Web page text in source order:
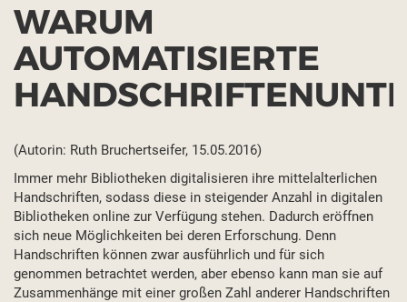
WARUM
AUTOMATISIERTE
(Autorin: Ruth Bruchertseifer, 15.05.2016)
Immer mehr Bibliotheken digitalisieren ihre mittelalterlichen
Handschriften, sodass diese in steigender Anzahl in digitalen
Bibliotheken online zur Verfügung stehen. Dadurch eröffnen
sich neue Möglichkeiten bei deren Erforschung. Denn
Handschriften können zwar ausführlich und für sich
genommen betrachtet werden, aber ebenso kann man sie auf
Zusammenhänge mit einer großen Zahl anderer Handschriften